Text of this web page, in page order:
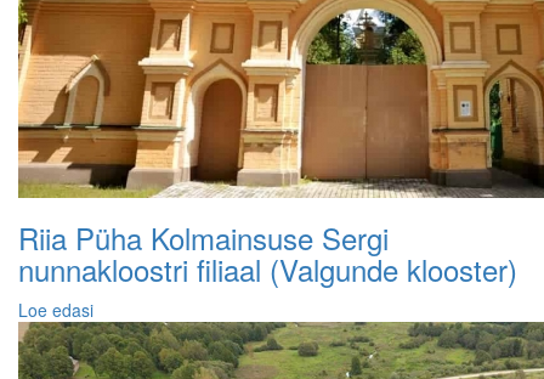
Riia Püha Kolmainsuse Sergi
nunnakloostri filiaal (Valgunde klooster)
Loe edasi